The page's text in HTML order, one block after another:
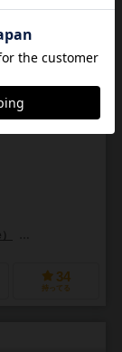
34
持ってる